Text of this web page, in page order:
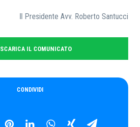
Il Presidente Avv. Roberto Santucci
SCARICA IL COMUNICATO
CONDIVIDI